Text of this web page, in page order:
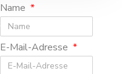
Name
E-Mail-Adresse